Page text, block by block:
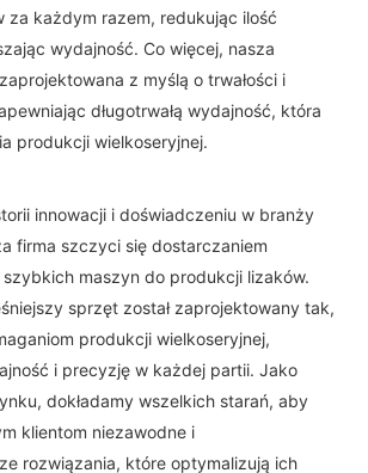
za każdym razem, redukując ilość
wydajność. Co więcej, nasza
z myślą o trwałości i
długotrwałą wydajność, która
produkcji wielkoseryjnej.
innowacji i doświadczeniu w branży
firma szczyci się dostarczaniem
maszyn do produkcji lizaków.
sprzęt został zaprojektowany tak,
produkcji wielkoseryjnej,
i precyzję w każdej partii. Jako
dokładamy wszelkich starań, aby
klientom niezawodne i
rozwiązania, które optymalizują ich